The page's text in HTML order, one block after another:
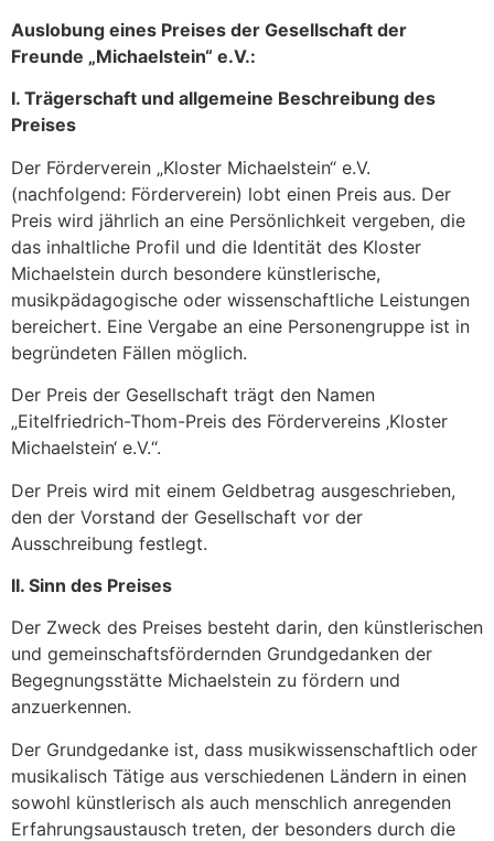
Auslobung eines Preises der Gesellschaft der
Freunde „Michaelstein“ e.V.:
I. Trägerschaft und allgemeine Beschreibung des
Preises
Der Förderverein „Kloster Michaelstein“ e.V.
(nachfolgend: Förderverein) lobt einen Preis aus. Der
Preis wird jährlich an eine Persönlichkeit vergeben, die
das inhaltliche Profil und die Identität des Kloster
Michaelstein durch besondere künstlerische,
musikpädagogische oder wissenschaftliche Leistungen
bereichert. Eine Vergabe an eine Personengruppe ist in
begründeten Fällen möglich.
Der Preis der Gesellschaft trägt den Namen
„Eitelfriedrich-Thom-Preis des Fördervereins ‚Kloster
Michaelstein‘ e.V.“.
Der Preis wird mit einem Geldbetrag ausgeschrieben,
den der Vorstand der Gesellschaft vor der
Ausschreibung festlegt.
II. Sinn des Preises
Der Zweck des Preises besteht darin, den künstlerischen
und gemeinschaftsfördernden Grundgedanken der
Begegnungsstätte Michaelstein zu fördern und
anzuerkennen.
Der Grundgedanke ist, dass musikwissenschaftlich oder
musikalisch Tätige aus verschiedenen Ländern in einen
sowohl künstlerisch als auch menschlich anregenden
Erfahrungsaustausch treten, der besonders durch die